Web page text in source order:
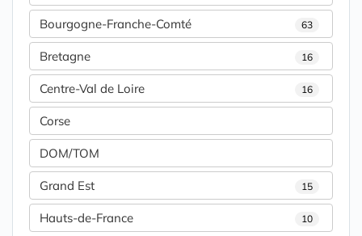
Bourgogne-Franche-Comté 63
Bretagne 16
Centre-Val de Loire 16
Corse
DOM/TOM
Grand Est 15
Hauts-de-France 10